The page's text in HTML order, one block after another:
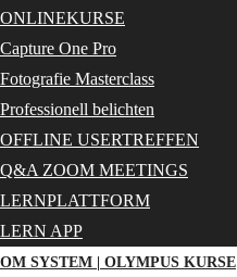
ONLINEKURSE
Capture One Pro
Fotografie Masterclass
Professionell belichten
OFFLINE USERTREFFEN
Q&A ZOOM MEETINGS
LERNPLATTFORM
LERN APP
OM SYSTEM | OLYMPUS KURSE